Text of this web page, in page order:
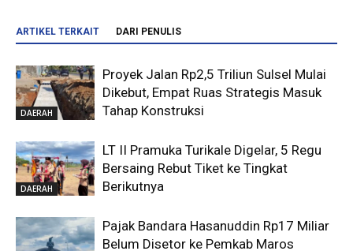
ARTIKEL TERKAIT DARI PENULIS
DAERAH
Proyek Jalan Rp2,5 Triliun Sulsel Mulai
Dikebut, Empat Ruas Strategis Masuk
Tahap Konstruksi
DAERAH
LT II Pramuka Turikale Digelar, 5 Regu
Bersaing Rebut Tiket ke Tingkat
Berikutnya
Pajak Bandara Hasanuddin Rp17 Miliar
Belum Disetor ke Pemkab Maros